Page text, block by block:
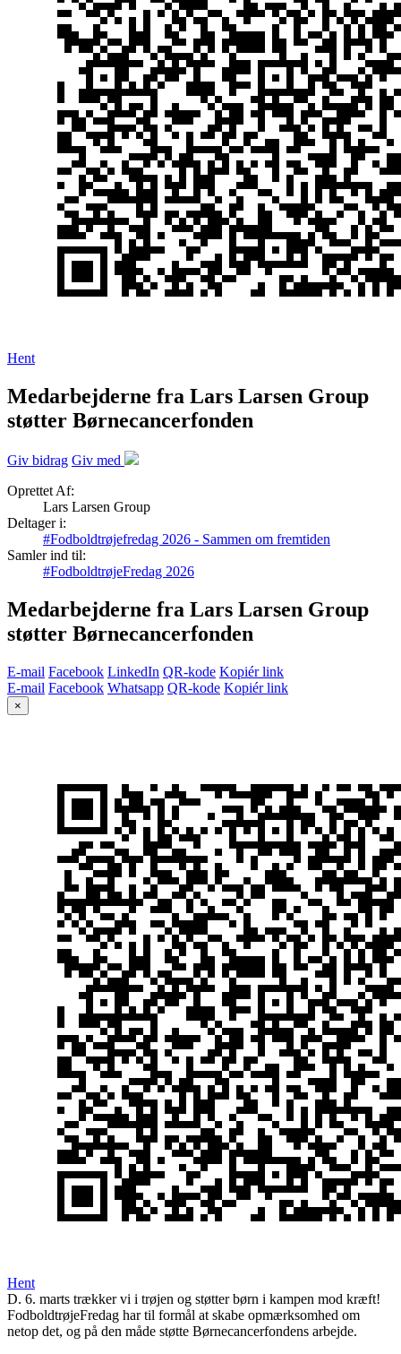
Hent
Medarbejderne fra Lars Larsen Group
støtter Børnecancerfonden
Giv bidrag Giv med
Oprettet Af:
Lars Larsen Group
Deltager i:
#Fodboldtrøjefredag 2026 - Sammen om fremtiden
Samler ind til:
#FodboldtrøjeFredag 2026
Medarbejderne fra Lars Larsen Group
støtter Børnecancerfonden
E-mail Facebook LinkedIn QR-kode Kopiér link
E-mail Facebook Whatsapp QR-kode Kopiér link
×
Hent
D. 6. marts trækker vi i trøjen og støtter børn i kampen mod kræft!
FodboldtrøjeFredag har til formål at skabe opmærksomhed om
netop det, og på den måde støtte Børnecancerfondens arbejde.